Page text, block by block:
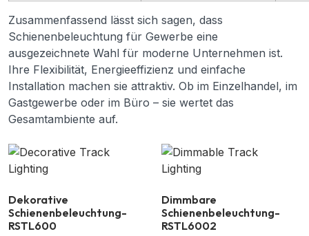
Zusammenfassend lässt sich sagen, dass
Schienenbeleuchtung für Gewerbe eine
ausgezeichnete Wahl für moderne Unternehmen ist.
Ihre Flexibilität, Energieeffizienz und einfache
Installation machen sie attraktiv. Ob im Einzelhandel, im
Gastgewerbe oder im Büro – sie wertet das
Gesamtambiente auf.
Dekorative
Schienenbeleuchtung-
RSTL600
Dimmbare
Schienenbeleuchtung-
RSTL6002